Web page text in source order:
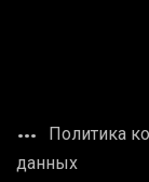
Политика
данных